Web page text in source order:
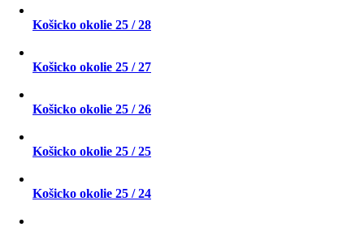
Košicko okolie 25 / 28
Košicko okolie 25 / 27
Košicko okolie 25 / 26
Košicko okolie 25 / 25
Košicko okolie 25 / 24